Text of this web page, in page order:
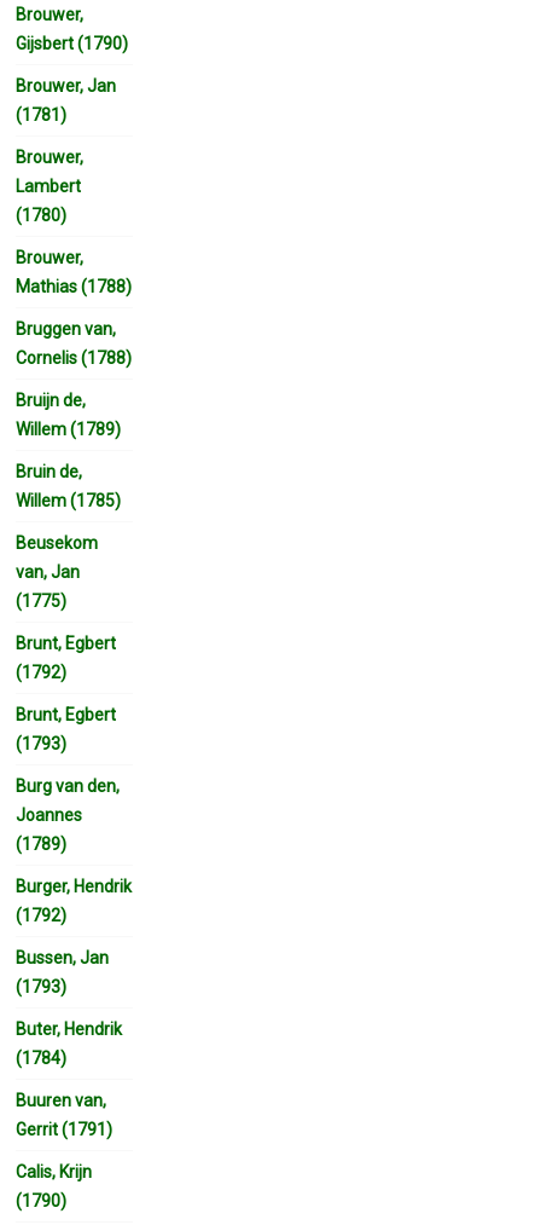
Brouwer,
Gijsbert (1790)
Brouwer, Jan
(1781)
Brouwer,
Lambert
(1780)
Brouwer,
Mathias (1788)
Bruggen van,
Cornelis (1788)
Bruijn de,
Willem (1789)
Bruin de,
Willem (1785)
Beusekom
van, Jan
(1775)
Brunt, Egbert
(1792)
Brunt, Egbert
(1793)
Burg van den,
Joannes
(1789)
Burger, Hendrik
(1792)
Bussen, Jan
(1793)
Buter, Hendrik
(1784)
Buuren van,
Gerrit (1791)
Calis, Krijn
(1790)